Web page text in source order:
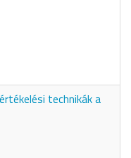
technikák a